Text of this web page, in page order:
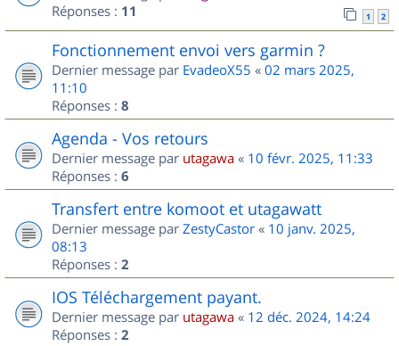
Réponses : 11 1 2
Fonctionnement envoi vers garmin ?
Dernier message par EvadeoX55 « 02 mars 2025,
11:10
Réponses : 8
Agenda - Vos retours
Dernier message par utagawa « 10 févr. 2025, 11:33
Réponses : 6
Transfert entre komoot et utagawatt
Dernier message par ZestyCastor « 10 janv. 2025,
08:13
Réponses : 2
IOS Téléchargement payant.
Dernier message par utagawa « 12 déc. 2024, 14:24
Réponses : 2